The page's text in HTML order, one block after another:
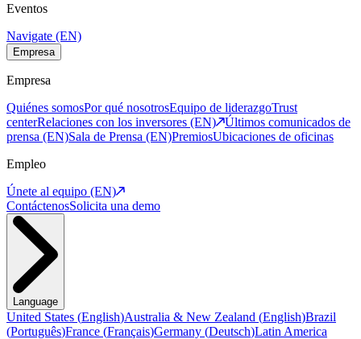
Eventos
Navigate (EN)
Empresa
Empresa
Quiénes somosPor qué nosotrosEquipo de liderazgoTrust
centerRelaciones con los inversores (EN)
Últimos comunicados de
prensa (EN)Sala de Prensa (EN)PremiosUbicaciones de oficinas
Empleo
Únete al equipo (EN)
ContáctenosSolicita una demo
Language
United States (English)Australia & New Zealand (English)Brazil
(Português)France (Français)Germany (Deutsch)Latin America